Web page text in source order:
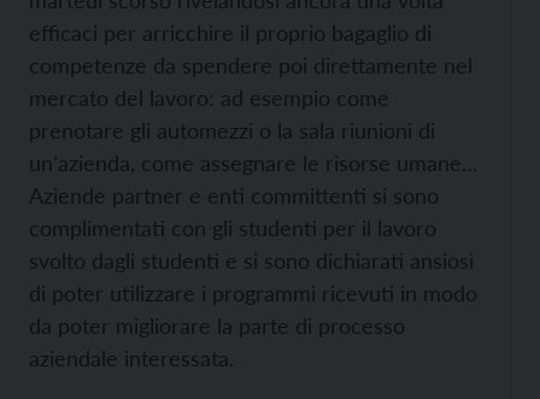
efficaci per arricchire il proprio bagaglio di
competenze da spendere poi direttamente nel
mercato del lavoro: ad esempio come
prenotare gli automezzi o la sala riunioni di
un’azienda, come assegnare le risorse umane…
Aziende partner e enti committenti si sono
complimentati con gli studenti per il lavoro
svolto dagli studenti e si sono dichiarati ansiosi
di poter utilizzare i programmi ricevuti in modo
da poter migliorare la parte di processo
aziendale interessata.